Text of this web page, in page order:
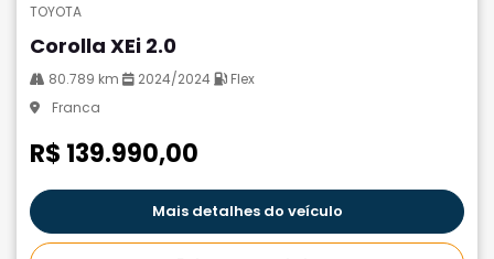
TOYOTA
Corolla XEi 2.0
80.789 km 2024/2024
Flex
Franca
R$ 139.990,00
Mais detalhes do veículo